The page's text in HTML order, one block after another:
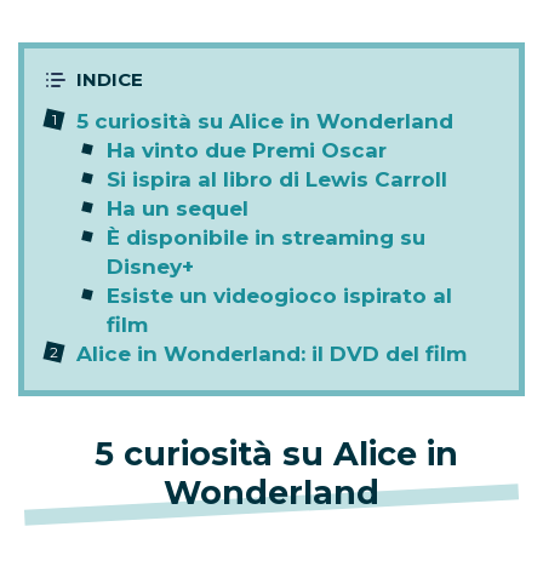
5 curiosità su Alice in Wonderland
Ha vinto due Premi Oscar
Si ispira al libro di Lewis Carroll
Ha un sequel
È disponibile in streaming su
Disney+
Esiste un videogioco ispirato al
film
Alice in Wonderland: il DVD del film
5 curiosità su Alice in
Wonderland